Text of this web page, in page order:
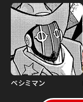
ペシミマン